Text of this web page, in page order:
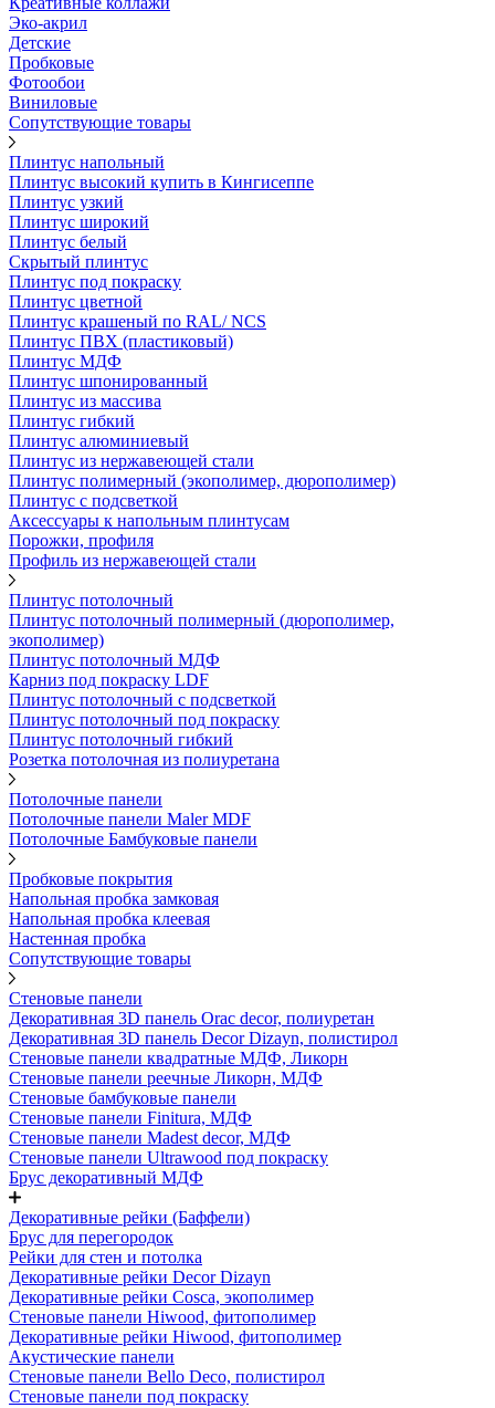
Эко-акрил
Детские
Пробковые
Фотообои
Виниловые
Сопутствующие товары
Плинтус напольный
Плинтус высокий купить в Кингисеппе
Плинтус узкий
Плинтус широкий
Плинтус белый
Скрытый плинтус
Плинтус под покраску
Плинтус цветной
Плинтус крашеный по RAL/ NCS
Плинтус ПВХ (пластиковый)
Плинтус МДФ
Плинтус шпонированный
Плинтус из массива
Плинтус гибкий
Плинтус алюминиевый
Плинтус из нержавеющей стали
Плинтус полимерный (экополимер, дюрополимер)
Плинтус с подсветкой
Аксессуары к напольным плинтусам
Порожки, профиля
Профиль из нержавеющей стали
Плинтус потолочный
Плинтус потолочный полимерный (дюрополимер,
экополимер)
Плинтус потолочный МДФ
Карниз под покраску LDF
Плинтус потолочный с подсветкой
Плинтус потолочный под покраску
Плинтус потолочный гибкий
Розетка потолочная из полиуретана
Потолочные панели
Потолочные панели Maler MDF
Потолочные Бамбуковые панели
Пробковые покрытия
Напольная пробка замковая
Напольная пробка клеевая
Настенная пробка
Сопутствующие товары
Стеновые панели
Декоративная 3D панель Orac decor, полиуретан
Декоративная 3D панель Decor Dizayn, полистирол
Стеновые панели квадратные МДФ, Ликорн
Стеновые панели реечные Ликорн, МДФ
Стеновые бамбуковые панели
Стеновые панели Finitura, МДФ
Стеновые панели Madest decor, МДФ
Стеновые панели Ultrawood под покраску
Брус декоративный МДФ
Декоративные рейки (Баффели)
Брус для перегородок
Рейки для стен и потолка
Декоративные рейки Decor Dizayn
Декоративные рейки Cosca, экополимер
Стеновые панели Hiwood, фитополимер
Декоративные рейки Hiwood, фитополимер
Акустические панели
Стеновые панели Bello Deco, полистирол
Стеновые панели под покраску